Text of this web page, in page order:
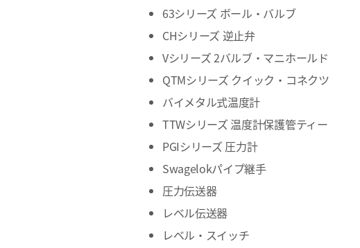
63シリーズ ボール・バルブ
CHシリーズ 逆止弁
Vシリーズ 2バルブ・マニホールド
QTMシリーズ クイック・コネクツ
バイメタル式温度計
TTWシリーズ 温度計保護管ティー
PGIシリーズ 圧力計
Swagelokパイプ継手
圧力伝送器
レベル伝送器
レベル・スイッチ